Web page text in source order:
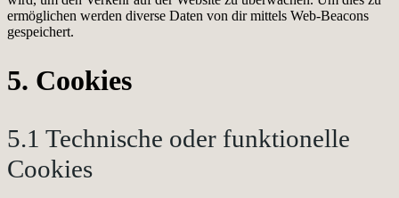
ermöglichen werden diverse Daten von dir mittels Web-Beacons
gespeichert.
5. Cookies
5.1 Technische oder funktionelle
Cookies